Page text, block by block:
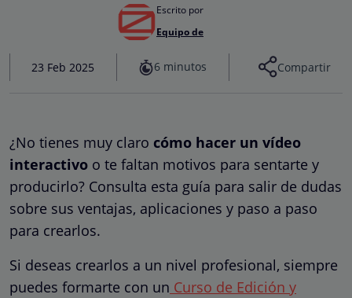
Escrito por
Equipo de
23 Feb 2025 6 minutos Compartir
¿No tienes muy claro cómo hacer un vídeo
interactivo o te faltan motivos para sentarte y
producirlo? Consulta esta guía para salir de dudas
sobre sus ventajas, aplicaciones y paso a paso
para crearlos.
Si deseas crearlos a un nivel profesional, siempre
puedes formarte con un Curso de Edición y